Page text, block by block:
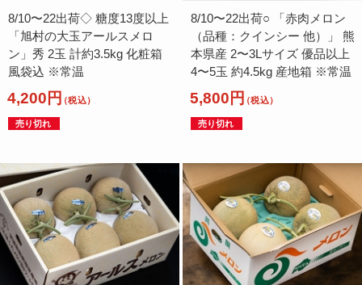
8/10〜22出荷◇ 糖度13度以上
「旭村の大玉アールスメロ
ン」秀 2玉 計約3.5kg 化粧箱
風袋込 ※常温
4,200円（税込）
売り切れ
8/10〜22出荷○ 「赤肉メロン
（品種：クインシー 他）」 熊
本県産 2〜3Lサイズ 優品以上
4〜5玉 約4.5kg 産地箱 ※常温
5,800円（税込）
売り切れ